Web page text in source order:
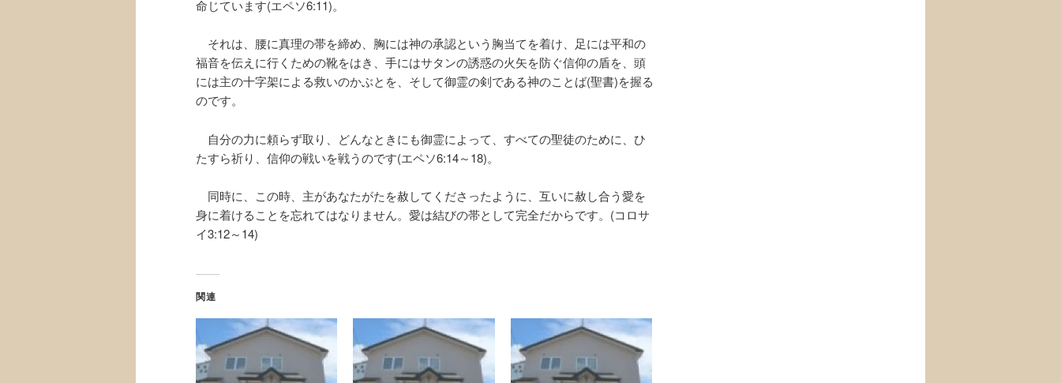
命じています(エペソ6:11)。
それは、腰に真理の帯を締め、胸には神の承認という胸当てを着け、足には平和の
福音を伝えに行くための靴をはき、手にはサタンの誘惑の火矢を防ぐ信仰の盾を、頭
には主の十字架による救いのかぶとを、そして御霊の剣である神のことば(聖書)を握る
のです。
自分の力に頼らず取り、どんなときにも御霊によって、すべての聖徒のために、ひ
たすら祈り、信仰の戦いを戦うのです(エペソ6:14～18)。
同時に、この時、主があなたがたを赦してくださったように、互いに赦し合う愛を
身に着けることを忘れてはなりません。愛は結びの帯として完全だからです。(コロサ
イ3:12～14)
関連